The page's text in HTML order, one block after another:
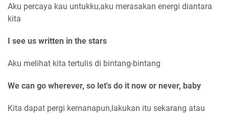
Aku percaya kau untukku,aku merasakan energi diantara
kita
I see us written in the stars
Aku melihat kita tertulis di bintang-bintang
We can go wherever, so let's do it now or never, baby
Kita dapat pergi kemanapun,lakukan itu sekarang atau